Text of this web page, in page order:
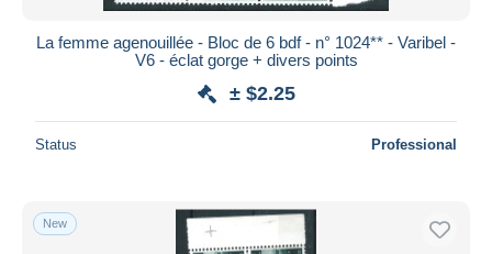
La femme agenouillée - Bloc de 6 bdf - n° 1024** - Varibel -
V6 - éclat gorge + divers points
± $2.25
Status Professional
New